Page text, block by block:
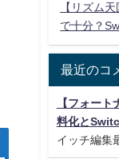
【リズム
で十分？
最近のコ
【フォー
料化と
イッチ編集